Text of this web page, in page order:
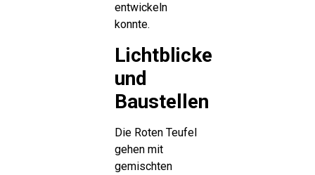
entwickeln
konnte.
Lichtblicke
und
Baustellen
Die Roten Teufel
gehen mit
gemischten